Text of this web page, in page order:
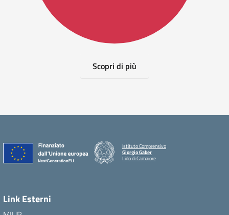
Scopri di più
Istituto Comprensivo
Giorgio Gaber
Lido di Camaiore
Link Esterni